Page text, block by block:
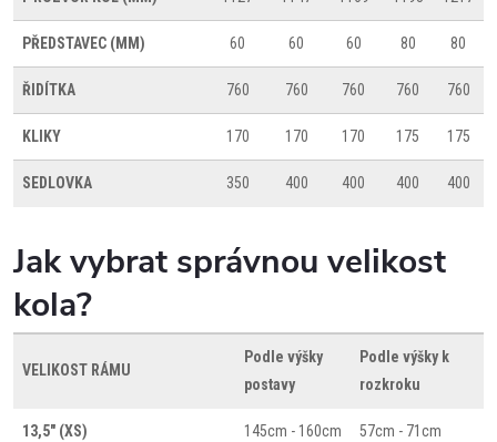
PŘEDSTAVEC (MM) 60 60 60 80 80
ŘIDÍTKA 760 760 760 760 760
KLIKY 170 170 170 175 175
SEDLOVKA 350 400 400 400 400
Jak vybrat správnou velikost
kola?
VELIKOST RÁMU
Podle výšky
postavy
Podle výšky k
rozkroku
13,5" (XS) 145cm - 160cm 57cm - 71cm